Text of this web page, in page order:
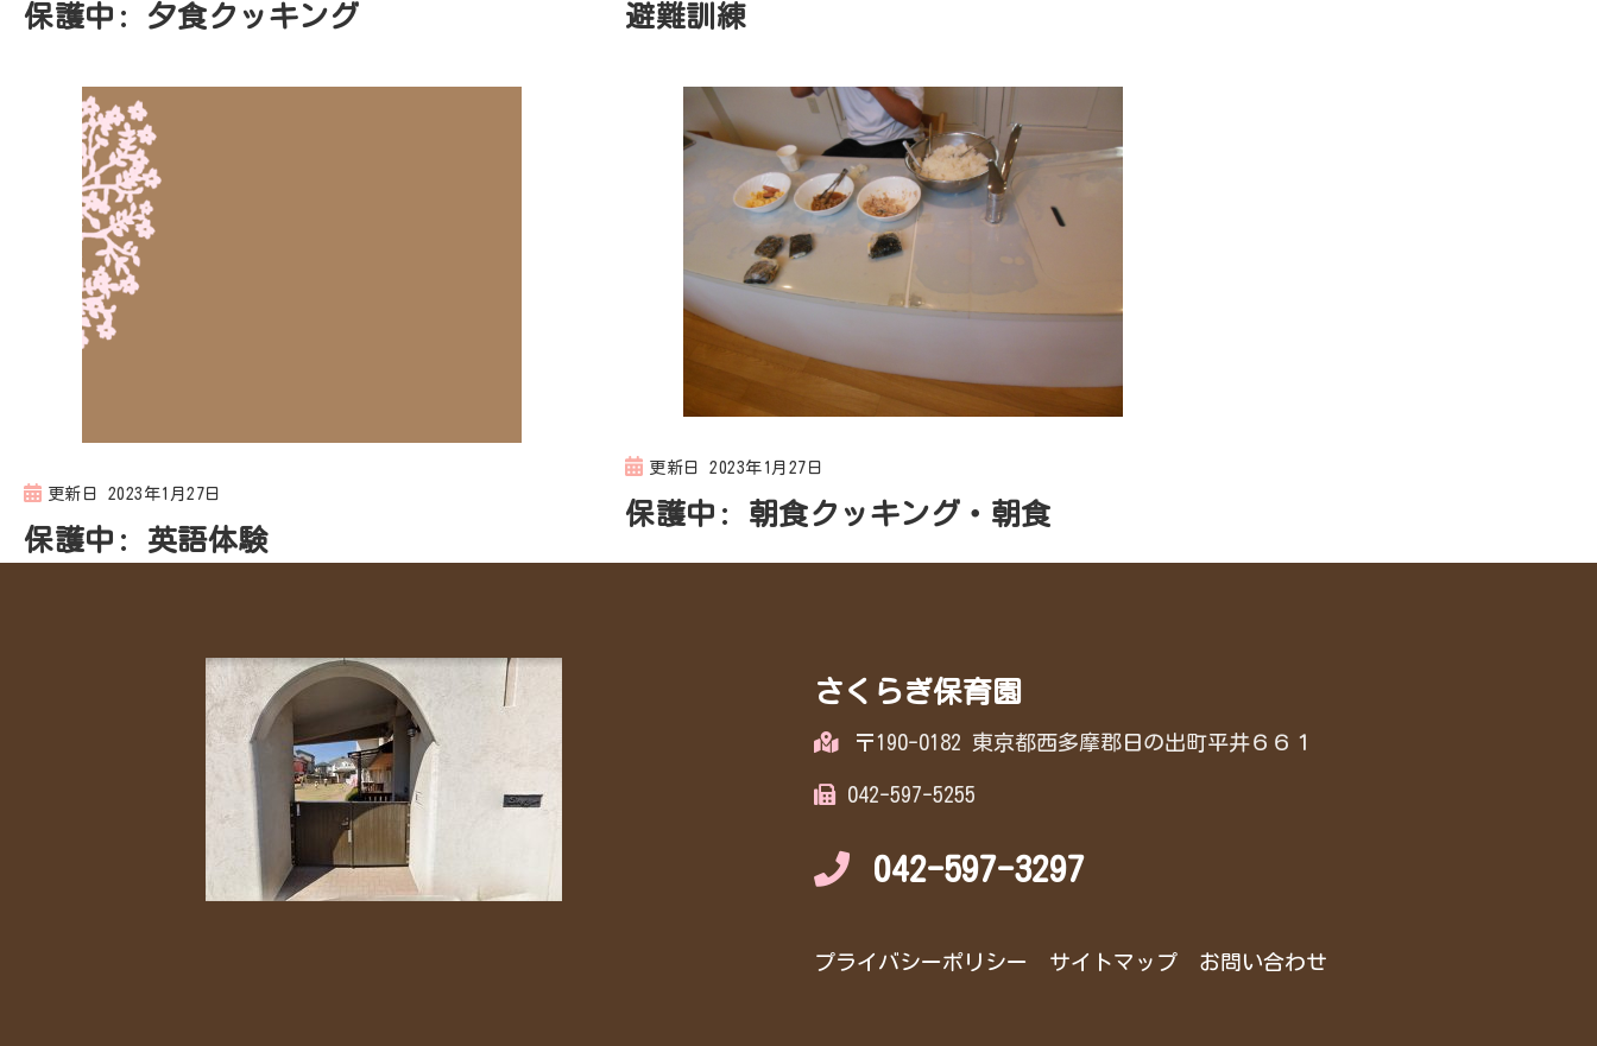
保護中: 夕食クッキング 避難訓練
更新日 2023年1月27日
保護中: 英語体験
更新日2023年1月27日
保護中: 朝食クッキング・朝食
さくらぎ保育園
〒190-0182 東京都西多摩郡日の出町平井６６１
042-597-5255
042-597-3297
プライバシーポリシー サイトマップ お問い合わせ